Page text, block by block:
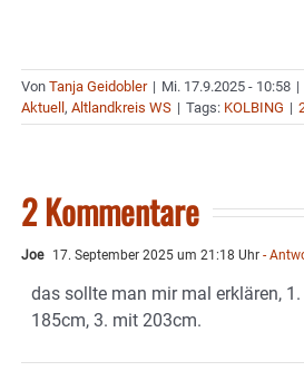
Von Tanja Geidobler | Mi. 17.9.2025 - 10:58 |
Aktuell , Altlandkreis WS | Tags: KOLBING |
2 Kommentare
Joe 17. September 2025 um 21:18 Uhr -
das sollte man mir mal erklären,
185cm, 3. mit 203cm.